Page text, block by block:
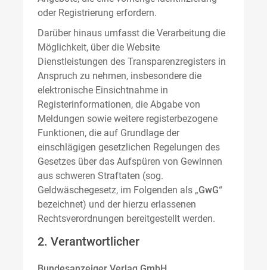
oder Registrierung erfordern.
Darüber hinaus umfasst die Verarbeitung die
Möglichkeit, über die Website
Dienstleistungen des Transparenzregisters in
Anspruch zu nehmen, insbesondere die
elektronische Einsichtnahme in
Registerinformationen, die Abgabe von
Meldungen sowie weitere registerbezogene
Funktionen, die auf Grundlage der
einschlägigen gesetzlichen Regelungen des
Gesetzes über das Aufspüren von Gewinnen
aus schweren Straftaten (sog.
Geldwäschegesetz, im Folgenden als „GwG“
bezeichnet) und der hierzu erlassenen
Rechtsverordnungen bereitgestellt werden.
2. Verantwortlicher